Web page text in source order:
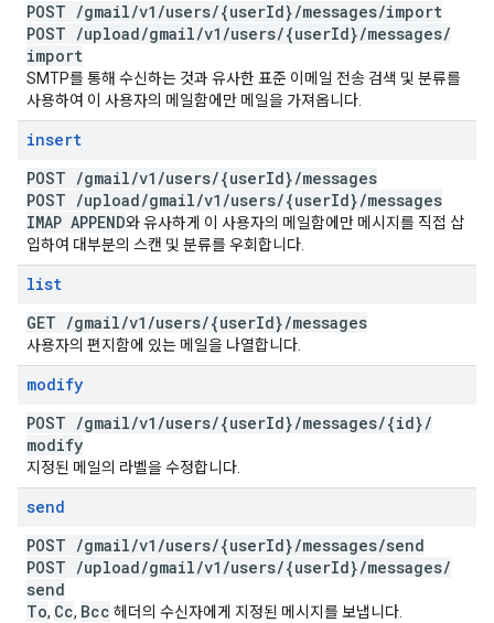
POST /gmail/v1 /users/{userId}/messages/import
POST /upload/gmail/v1 /users/{userId}/messages/
import
SMTP를 통해 수신하는 것과 유사한 표준 이메일 전송 검색 및 분류를
사용하여 이 사용자의 메일함에만 메일을 가져옵니다.
insert
POST /gmail/v1 /users/{userId}/messages
POST /upload/gmail/v1 /users/{userId}/messages
IMAP APPEND와 유사하게 이 사용자의 메일함에만 메시지를 직접 삽
입하여 대부분의 스캔 및 분류를 우회합니다.
list
GET /gmail/v1 /users/{userId}/messages
사용자의 편지함에 있는 메일을 나열합니다.
modify
POST /gmail/v1 /users/{userId}/messages/{id}/
modify
지정된 메일의 라벨을 수정합니다.
send
POST /gmail/v1 /users/{userId}/messages/send
POST /upload/gmail/v1 /users/{userId}/messages/
send
To, Cc, Bcc 헤더의 수신자에게 지정된 메시지를 보냅니다.